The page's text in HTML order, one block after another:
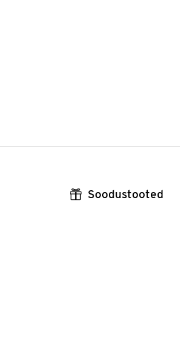
Soodustooted